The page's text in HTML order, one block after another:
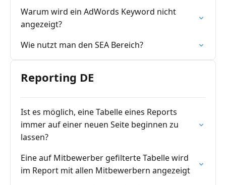
Warum wird ein AdWords Keyword nicht
angezeigt?
Wie nutzt man den SEA Bereich?
Reporting DE
Ist es möglich, eine Tabelle eines Reports
immer auf einer neuen Seite beginnen zu
lassen?
Eine auf Mitbewerber gefilterte Tabelle wird
im Report mit allen Mitbewerbern angezeigt